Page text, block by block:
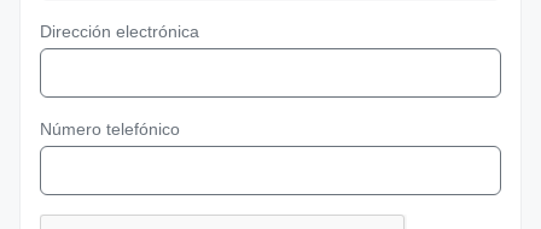
Dirección electrónica
Número telefónico